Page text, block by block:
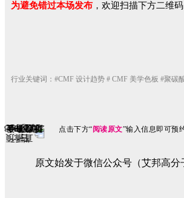
为避免错过本场发布 ，欢迎扫描下方二维码
行业关键词：#CMF 设计趋势 # CMF 美学色板 #聚碳
点击下方“阅读原文”输入信息即可预
原文始发于微信公众号（艾邦高分